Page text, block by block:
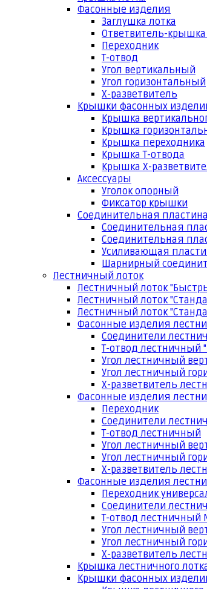
Фасонные изделия
Заглушка лотка
Ответвитель-
Переходник
Т-отвод
Угол вертикальный
Угол горизонтальный
Х-разветвитель
Крышки фасонных
Крышка
Крышка
Крышка переходника
Крышка Т-отвода
Крышка Х-
Аксессуары
Уголок опорный
Фиксатор крышки
Соединительная пластина
Соединительная
Соединительная
Усиливающая
Шарнирный
Лестничный лоток
Лестничный лоток
Лестничный лоток
Лестничный лоток
Фасонные изделия
Соединители
Т-отвод лестничный
Угол лестничный
Угол лестничный
Х-разветвитель
Фасонные изделия
Переходник
Соединители
Т-отвод лестничный
Угол лестничный
Угол лестничный
Х-разветвитель
Фасонные изделия
Переходник
Соединители
Т-отвод лестничный
Угол лестничный
Угол лестничный
Х-разветвитель
Крышка лестничного
Крышки фасонных